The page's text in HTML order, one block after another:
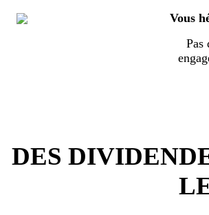
Vous
Pas
DES